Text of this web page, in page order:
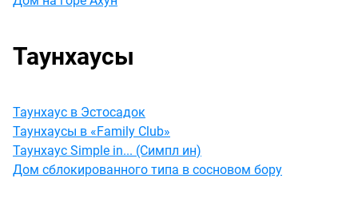
Таунхаусы
Таунхаус в Эстосадок
Таунхаусы в «Family Club»
Таунхаус Simple in... (Симпл ин)
Дом сблокированного типа в сосновом бору